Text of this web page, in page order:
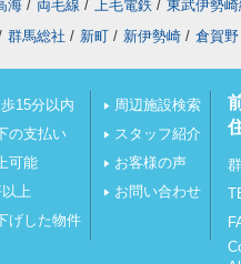
海 / 両毛線 / 上毛電鉄 / 東武伊勢崎
群馬総社 / 新町 / 新伊勢崎 / 倉賀野
15分以内
の支払い
可能
上
げした物件
周辺施設検索
スタッフ紹介
お客様の声
お問い合わせ